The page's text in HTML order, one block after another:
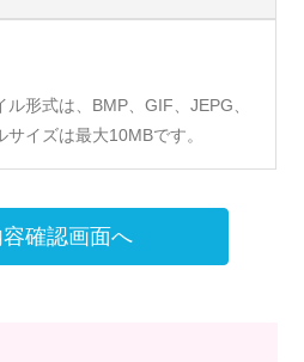
形式は、BMP、GIF、JEPG、
イズは最大10MBです。
確認画面へ